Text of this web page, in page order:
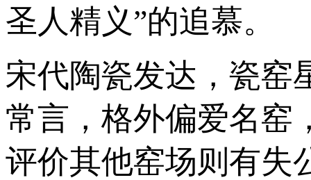
圣人精义”的追慕。
宋代陶瓷发达，瓷窑
常言，格外偏爱名窑
评价其他窑场则有失